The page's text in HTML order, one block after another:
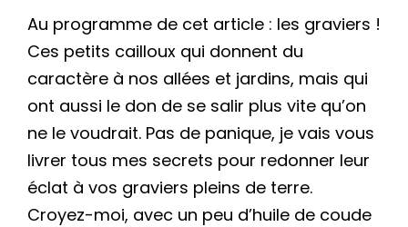
Au programme de cet article : les graviers !
Ces petits cailloux qui donnent du
caractère à nos allées et jardins, mais qui
ont aussi le don de se salir plus vite qu’on
ne le voudrait. Pas de panique, je vais vous
livrer tous mes secrets pour redonner leur
éclat à vos graviers pleins de terre.
Croyez-moi, avec un peu d’huile de coude